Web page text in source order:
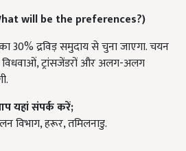
will be the preferences?)
30% द्रविड़ समुदाय से चुना जाएगा. चयन
विधवाओं, ट्रांसजेंडरों और अलग-अलग
यहांसंपर्क करें;
विभाग, हरूर, तमिलनाडु.